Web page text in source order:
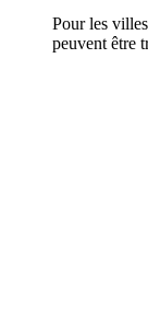
Pour les
peuvent être